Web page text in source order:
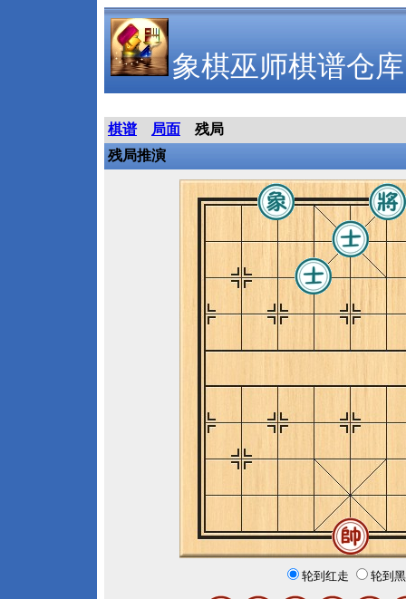
象棋巫师棋谱仓库
棋谱 局面
残局
残局推演
轮到红走 轮到